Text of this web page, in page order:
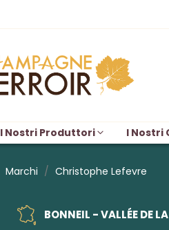
I Nostri Produttori I Nostri
Marchi Christophe Lefevre
BONNEIL - VALLÉE DE